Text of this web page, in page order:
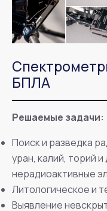
БПЛА
Решаемые задачи:
Поиск и разведка
уран, калий, торий
нерадиоактивные
Литологическое и
Выявление